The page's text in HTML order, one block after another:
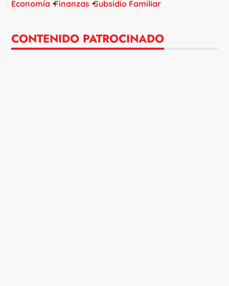
Economía Finanzas Subsidio Familiar
CONTENIDO PATROCINADO